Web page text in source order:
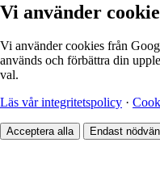
Vi använder
Vi använder cookies från
används och förbättra din
val.
Läs vår integritetspolicy ·
Acceptera alla Endast